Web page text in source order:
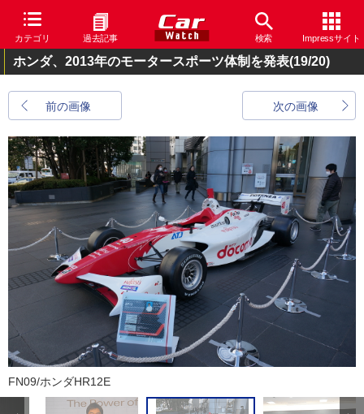
カテゴリ 過去記事 検索 Impressサイト
ホンダ、2013年のモータースポーツ体制を発表(19/20)
前の画像 次の画像
FN09/ホンダHR12E